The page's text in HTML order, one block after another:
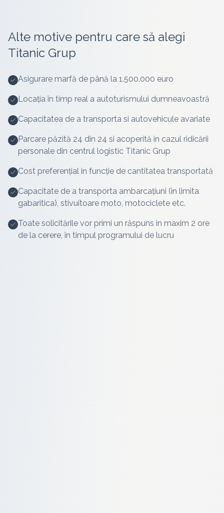
Alte motive pentru care să alegi
Titanic Grup
Asigurare marfă de până la 1.500.000 euro
Locația în timp real a autoturismului dumneavoastră
Capacitatea de a transporta si autovehicule avariate
Parcare păzită 24 din 24 si acoperită in cazul ridicării
personale din centrul logistic Titanic Grup
Cost preferențial in funcție de cantitatea transportată
Capacitate de a transporta ambarcațiuni (in limita
gabaritica), stivuitoare moto, motociclete etc.
Toate solicitările vor primi un răspuns in maxim 2 ore
de la cerere, în timpul programului de lucru